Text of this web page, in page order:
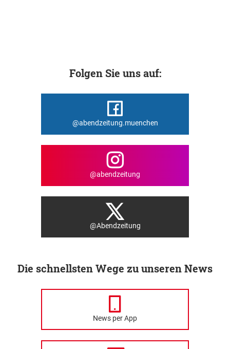
Folgen Sie uns auf:
@abendzeitung.muenchen
@abendzeitung
@Abendzeitung
Die schnellsten Wege zu unseren News
News per App